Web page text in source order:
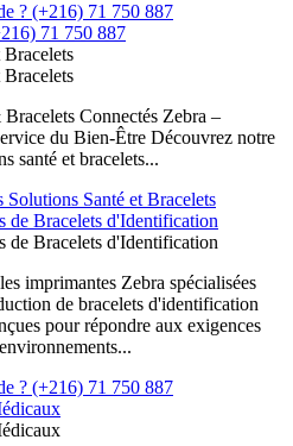
? (+216) 71 750 887
71 750 887
Bracelets
Bracelets
Connectés Zebra –
du Bien-Être Découvrez notre
santé et bracelets...
Solutions Santé et Bracelets
de Bracelets d'Identification
de Bracelets d'Identification
imprimantes Zebra spécialisées
de bracelets d'identification
pour répondre aux exigences
? (+216) 71 750 887